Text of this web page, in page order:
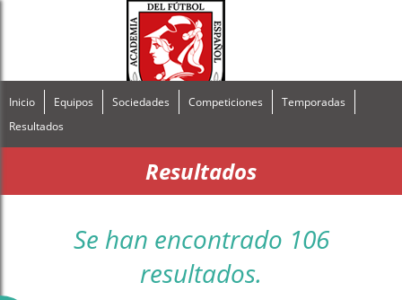
Inicio Equipos Sociedades Competiciones
Temporadas
Resultados
Resultados
Se han encontrado 106
resultados.